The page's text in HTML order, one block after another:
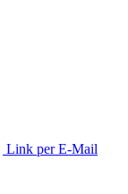
Link per E-Mail